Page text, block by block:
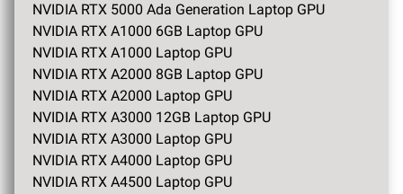
NVIDIA RTX 5000 Ada Generation Laptop GPU
NVIDIA RTX A1000 6GB Laptop GPU
NVIDIA RTX A1000 Laptop GPU
NVIDIA RTX A2000 8GB Laptop GPU
NVIDIA RTX A2000 Laptop GPU
NVIDIA RTX A3000 12GB Laptop GPU
NVIDIA RTX A3000 Laptop GPU
NVIDIA RTX A4000 Laptop GPU
NVIDIA RTX A4500 Laptop GPU